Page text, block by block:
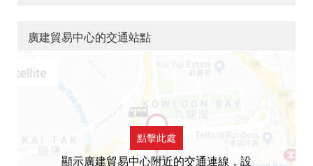
廣建貿易中心的交通站點
點擊此處
顯示廣建貿易中心附近的交通連線，設